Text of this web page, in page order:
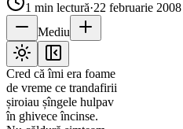
1 min lectură·22 februarie 2008
Mediu
Cred că îmi era foame
de vreme ce trandafirii
șiroiau șîngele hulpav
în ghivece încinse.